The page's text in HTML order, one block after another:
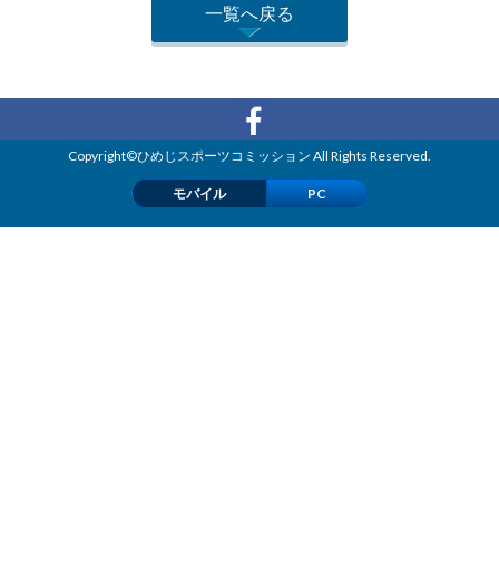
一覧へ戻る
Copyright©ひめじスポーツコミッション All Rights Reserved.
モバイル PC